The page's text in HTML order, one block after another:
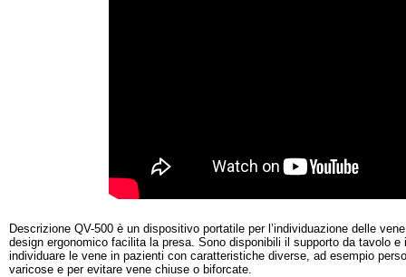
Descrizione QV-500 è un dispositivo portatile per l’individuazione delle
design ergonomico facilita la presa. Sono disponibili il supporto da tavolo
individuare le vene in pazienti con caratteristiche diverse, ad esempio
varicose e per evitare vene chiuse o biforcate.